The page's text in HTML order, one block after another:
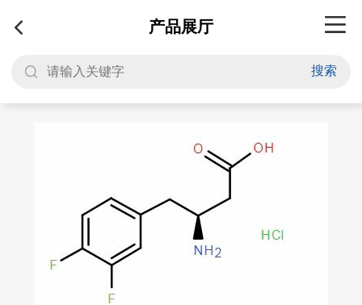
产品展厅
搜索